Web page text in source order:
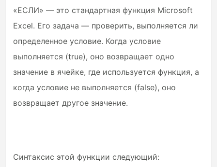
«ЕСЛИ» — это стандартная функция Microsoft
Excel. Его задача — проверить, выполняется ли
определенное условие. Когда условие
выполняется (true), оно возвращает одно
значение в ячейке, где используется функция, а
когда условие не выполняется (false), оно
возвращает другое значение.
Синтаксис этой функции следующий: